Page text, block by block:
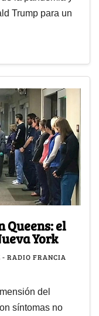
Trump para un
Queens: el
York
- RADIO FRANCIA
del
síntomas no